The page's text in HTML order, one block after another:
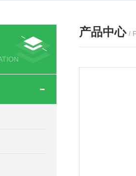
产品中心 /